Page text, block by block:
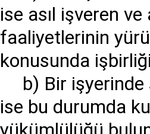
ise asıl işveren
faaliyetlerinin
konusunda
b) Bir işyerinde
ise bu durumda